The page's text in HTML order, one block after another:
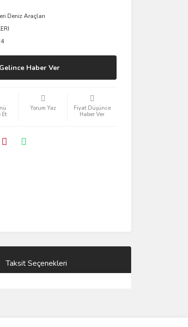
Deniz Araçları
Haber Ver
Et
Yorum Yaz
Fiyat Düşünce
Haber Ver
Taksit Seçenekleri